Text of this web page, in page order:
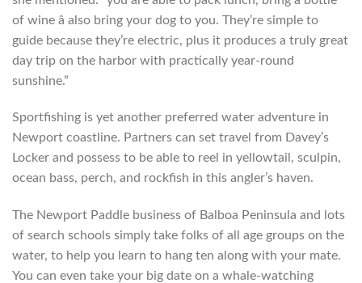
of wine â also bring your dog to you. They’re simple to
guide because they’re electric, plus it produces a truly great
day trip on the harbor with practically year-round
sunshine.”
Sportfishing is yet another preferred water adventure in
Newport coastline. Partners can set travel from Davey’s
Locker and possess to be able to reel in yellowtail, sculpin,
ocean bass, perch, and rockfish in this angler’s haven.
The Newport Paddle business of Balboa Peninsula and lots
of search schools simply take folks of all age groups on the
water, to help you learn to hang ten along with your mate.
You can even take your big date on a whale-watching